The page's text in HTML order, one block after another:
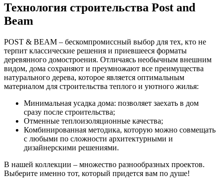
Технология строительства Post and
Beam
POST & BEAM – бескомпромиссный выбор для тех, кто не
терпит классические решения и приевшееся форматы
деревянного домостроения. Отличаясь необычным внешним
видом, дома сохраняют и преумножают все преимущества
натурального дерева, которое является оптимальным
материалом для строительства теплого и уютного жилья:
Минимальная усадка дома: позволяет заехать в дом
сразу после строительства;
Отменные теплоизоляционные качества;
Комбинированная методика, которую можно совмещать
с любыми по сложности архитектурными и
дизайнерскими решениями.
В нашей коллекции – множество разнообразных проектов.
Выберите именно тот, который придется вам по душе!